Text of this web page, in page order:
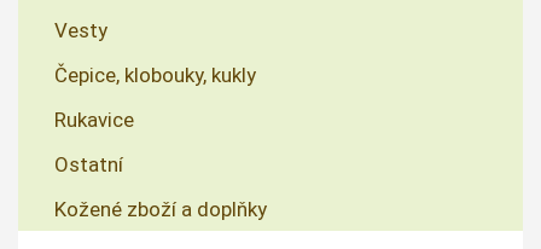
Vesty
Čepice, klobouky, kukly
Rukavice
Ostatní
Kožené zboží a doplňky